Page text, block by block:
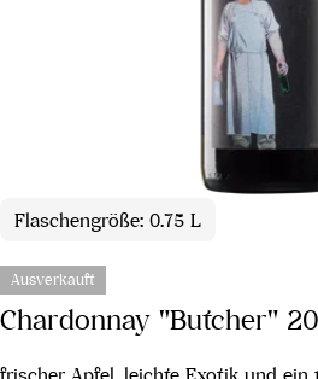
Flaschengröße: 0.75 L
Ausverkauft
Chardonnay "Butcher"
frischer Apfel, leichte Exotik und ein